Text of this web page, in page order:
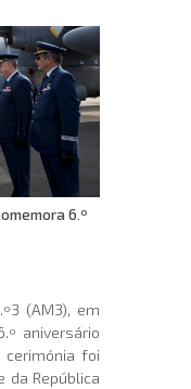
6.º
(AM3), em
aniversário
foi
da República